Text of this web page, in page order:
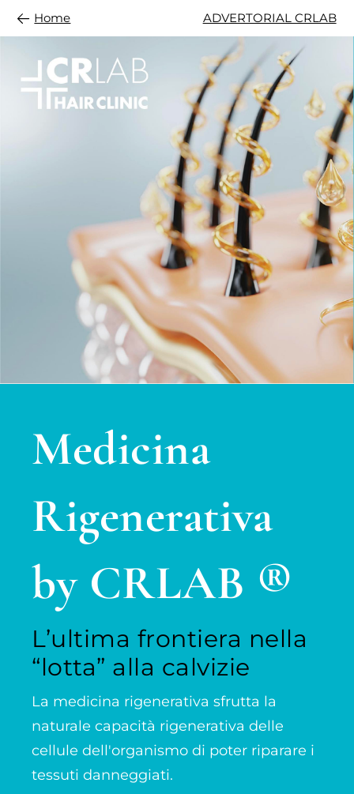
Home ADVERTORIAL CRLAB
Medicina
Rigenerativa
by CRLAB ®
L’ultima frontiera nella
“lotta” alla calvizie
La medicina rigenerativa sfrutta la
naturale capacità rigenerativa delle
cellule dell'organismo di poter riparare i
tessuti danneggiati.